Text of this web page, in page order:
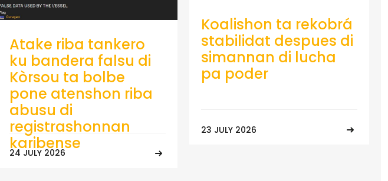
Atake riba tankero
ku bandera falsu di
Kòrsou ta bolbe
pone atenshon riba
abusu di
registrashonnan
karibense
24 JULY 2026
Koalishon ta rekobrá
stabilidat despues di
simannan di lucha
pa poder
23 JULY 2026